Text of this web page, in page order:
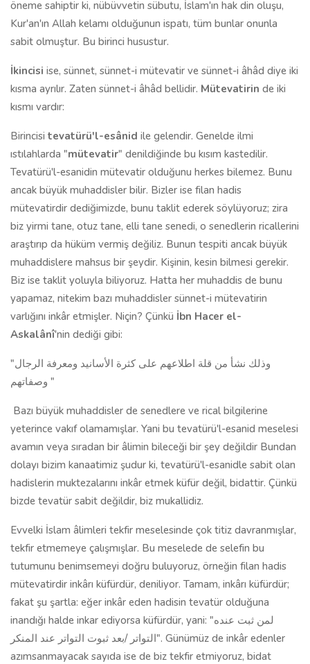
öneme sahiptir ki, nübüvvetin sübutu, İslam'ın hak din oluşu,
Kur'an'ın Allah kelamı olduğunun ispatı, tüm bunlar onunla
sabit olmuştur. Bu birinci husustur.
İkincisi ise, sünnet, sünnet-i mütevatir ve sünnet-i âhâd diye iki
kısma ayrılır. Zaten sünnet-i âhâd bellidir. Mütevatirin de iki
kısmı vardır:
Birincisi tevatürü'l-esânid ile gelendir. Genelde ilmi
ıstılahlarda "mütevatir" denildiğinde bu kısım kastedilir.
Tevatürü'l-esanidin mütevatir olduğunu herkes bilemez. Bunu
ancak büyük muhaddisler bilir. Bizler ise filan hadis
mütevatirdir dediğimizde, bunu taklit ederek söylüyoruz; zira
biz yirmi tane, otuz tane, elli tane senedi, o senedlerin ricallerini
araştırıp da hüküm vermiş değiliz. Bunun tespiti ancak büyük
muhaddislere mahsus bir şeydir. Kişinin, kesin bilmesi gerekir.
Biz ise taklit yoluyla biliyoruz. Hatta her muhaddis de bunu
yapamaz, nitekim bazı muhaddisler sünnet-i mütevatirin
varlığını inkâr etmişler. Niçin? Çünkü İbn Hacer el-
Askalânî'nin dediği gibi:
"وذلك نشأ من قلة اطلاعهم على كثرة الأسانيد ومعرفة الرجال
وصفاتهم "
Bazı büyük muhaddisler de senedlere ve rical bilgilerine
yeterince vakıf olamamışlar. Yani bu tevatürü'l-esanid meselesi
avamın veya sıradan bir âlimin bileceği bir şey değildir Bundan
dolayı bizim kanaatimiz şudur ki, tevatürü'l-esanidle sabit olan
hadislerin muktezalarını inkâr etmek küfür değil, bidattir. Çünkü
bizde tevatür sabit değildir, biz mukallidiz.
Evvelki İslam âlimleri tekfir meselesinde çok titiz davranmışlar,
tekfir etmemeye çalışmışlar. Bu meselede de selefin bu
tutumunu benimsemeyi doğru buluyoruz, örneğin filan hadis
mütevatirdir inkârı küfürdür, deniliyor. Tamam, inkârı küfürdür;
fakat şu şartla: eğer inkâr eden hadisin tevatür olduğuna
inandığı halde inkar ediyorsa küfürdür, yani: "لمن ثبت عنده
التواتر /بعد ثبوت التواتر عند المنكر". Günümüz de inkâr edenler
azımsanmayacak sayıda ise de biz tekfir etmiyoruz, bidat